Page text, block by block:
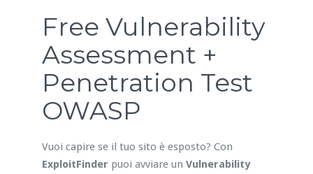
Free Vulnerability
Assessment +
Penetration Test
OWASP
Vuoi capire se il tuo sito è esposto? Con
ExploitFinder puoi avviare un Vulnerability